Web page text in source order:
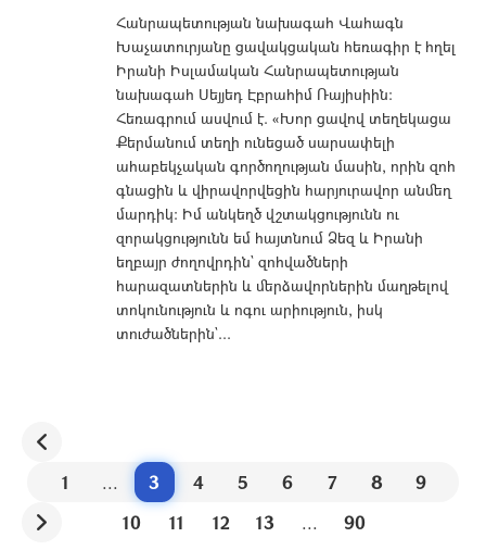
Հանրապետության նախագահ Վահագն
Խաչատուրյանը ցավակցական հեռագիր է հղել
Իրանի Իսլամական Հանրապետության
նախագահ Սեյյեդ Էբրահիմ Ռայիսիին:
Հեռագրում ասվում է. «Խոր ցավով տեղեկացա
Քերմանում տեղի ունեցած սարսափելի
ահաբեկչական գործողության մասին, որին զոհ
գնացին և վիրավորվեցին հարյուրավոր անմեղ
մարդիկ: Իմ անկեղծ վշտակցությունն ու
զորակցությունն եմ հայտնում Ձեզ և Իրանի
եղբայր ժողովրդին` զոհվածների
հարազատներին և մերձավորներին մաղթելով
տոկունություն և ոգու արիություն, իսկ
տուժածներին`...
1 ... 3 4 5 6 7 8
9
10
11 12 13 ... 90